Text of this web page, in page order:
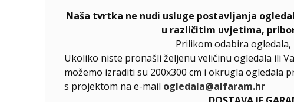
Naša tvrtka ne nudi usluge postavljanja
u različitim uvjetima,
Prilikom odabira
Ukoliko niste pronašli željenu veličinu ogledala ili
možemo izraditi su 200x300 cm i okrugla ogledala
s projektom na e-mail ogledala@alfaram.hr